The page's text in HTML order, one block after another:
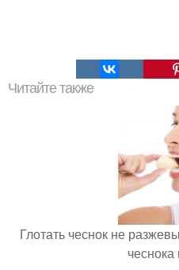
Читайте также
Глотать чеснок не